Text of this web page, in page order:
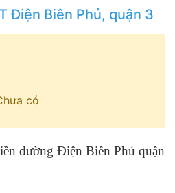
Điện Biên Phủ, quận 3
có
đường Điện Biên Phủ quận